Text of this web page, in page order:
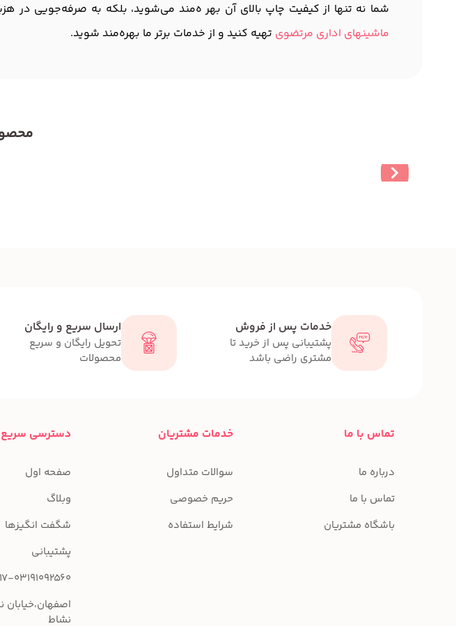
شما نه تنها از کیفیت چاپ بالای آن بهر ه‌مند می‌شوید، بلکه به صرفه‌جویی در
ماشینهای اداری مرتضوی تهیه کنید و از خدمات برتر ما بهره‌مند شوید.
خدمات پس از فروش
پشتیبانی پس از خرید تا
مشتری راضی باشد
ارسال سریع و رایگان
تحویل رایگان و سریع
محصولات
تماس با ما
درباره ما
تماس با ما
باشگاه مشتریان
خدمات مشتریان
سوالات متداول
حریم خصوصی
شرایط استفاده
دسترسی سریع
صفحه اول
وبلاگ
شگفت انگیزها
پشتیبانی
03191092560
اصفهان،خیابان
نشاط